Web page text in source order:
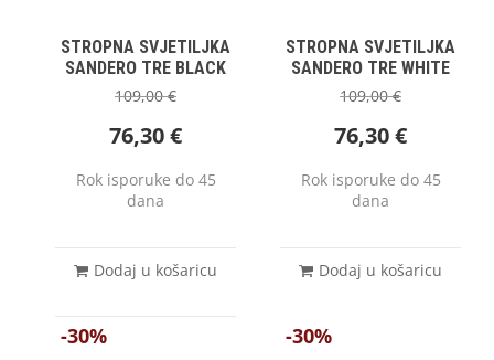
STROPNA SVJETILJKA
SANDERO TRE BLACK
109,00€
76,30€
Rok isporuke do 45
dana
Dodaj u košaricu
STROPNA SVJETILJKA
SANDERO TRE WHITE
109,00€
76,30€
Rok isporuke do 45
dana
Dodaj u košaricu
-30% -30%